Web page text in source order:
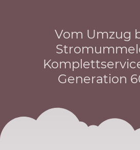
Vom Umzug
Generation